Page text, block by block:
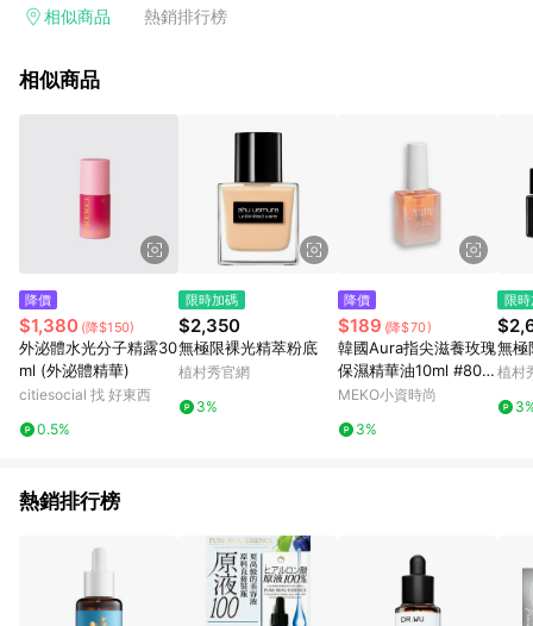
相似商品 熱銷排行榜
相似商品
降價
$1,380 (降$150)
外泌體水光分子精露30
ml (外泌體精華)
citiesocial 找 好東西
0.5%
限時加碼
$2,350
無極限裸光精萃粉底
植村秀官網
3%
降價
$189 (降$70)
韓國Aura指尖滋養玫瑰
保濕精華油10ml #809
29
MEKO小資時尚
3%
限
無極
植村
熱銷排行榜